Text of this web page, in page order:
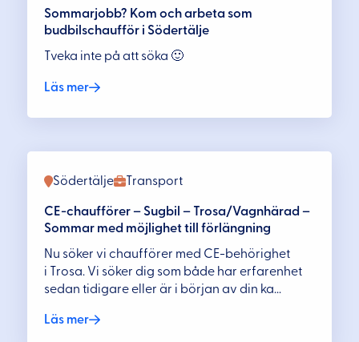
Sommarjobb? Kom och arbeta som
budbilschaufför i Södertälje
Tveka inte på att söka 🙂
Läs mer
Transport
Södertälje
CE-chaufförer – Sugbil – Trosa/Vagnhärad –
Sommar med möjlighet till förlängning
Nu söker vi chaufförer med CE-behörighet
i Trosa. Vi söker dig som både har erfarenhet
sedan tidigare eller är i början av din ka...
Läs mer